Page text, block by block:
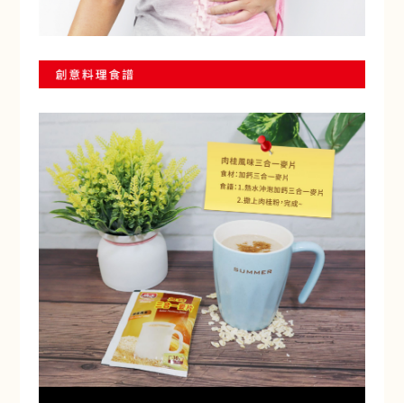
赤阪濃湯-納豆蕈菇
Akasaka Soup - Natto
Mushroom Vegetable Mix
加購價$ 99